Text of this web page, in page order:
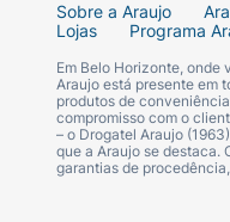
Sobre a Araujo
Lojas
Programa
Em Belo Horizonte, onde
Araujo está presente em
produtos de
compromisso com o
– o Drogatel Araujo
que a Araujo se destaca.
garantias de